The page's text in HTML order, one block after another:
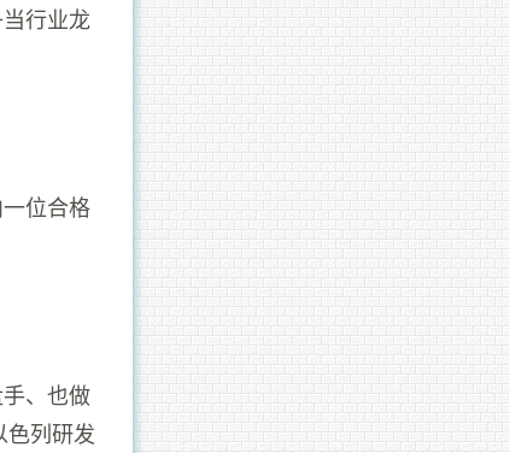
行业龙
位合格
、也做
色列研发